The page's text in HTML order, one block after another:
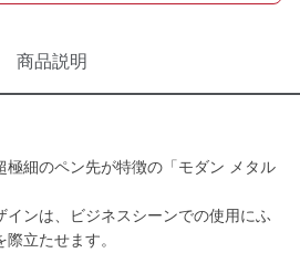
商品説明
極細のペン先が特徴の「モダン メタル
インは、ビジネスシーンでの使用にふ
立たせます。